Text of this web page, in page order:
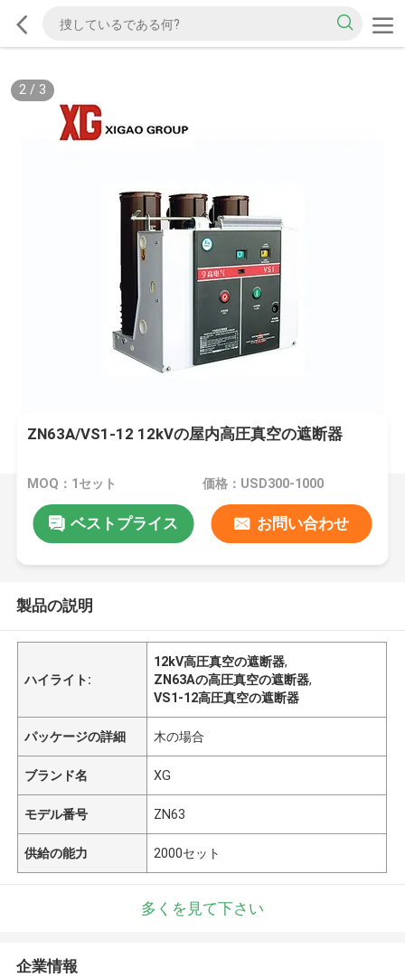
2/ 3
ZN63A/VS1-12 12kVの屋内高圧真空の遮断器
MOQ：1セット 価格：USD300-1000
ベストプライス お問い合わせ
製品の説明
ハイライト:
12kV高圧真空の遮断器,
ZN63Aの高圧真空の遮断器,
VS1-12高圧真空の遮断器
パッケージの詳細 木の場合
ブランド名 XG
モデル番号 ZN63
供給の能力 2000セット
多くを見て下さい
企業情報